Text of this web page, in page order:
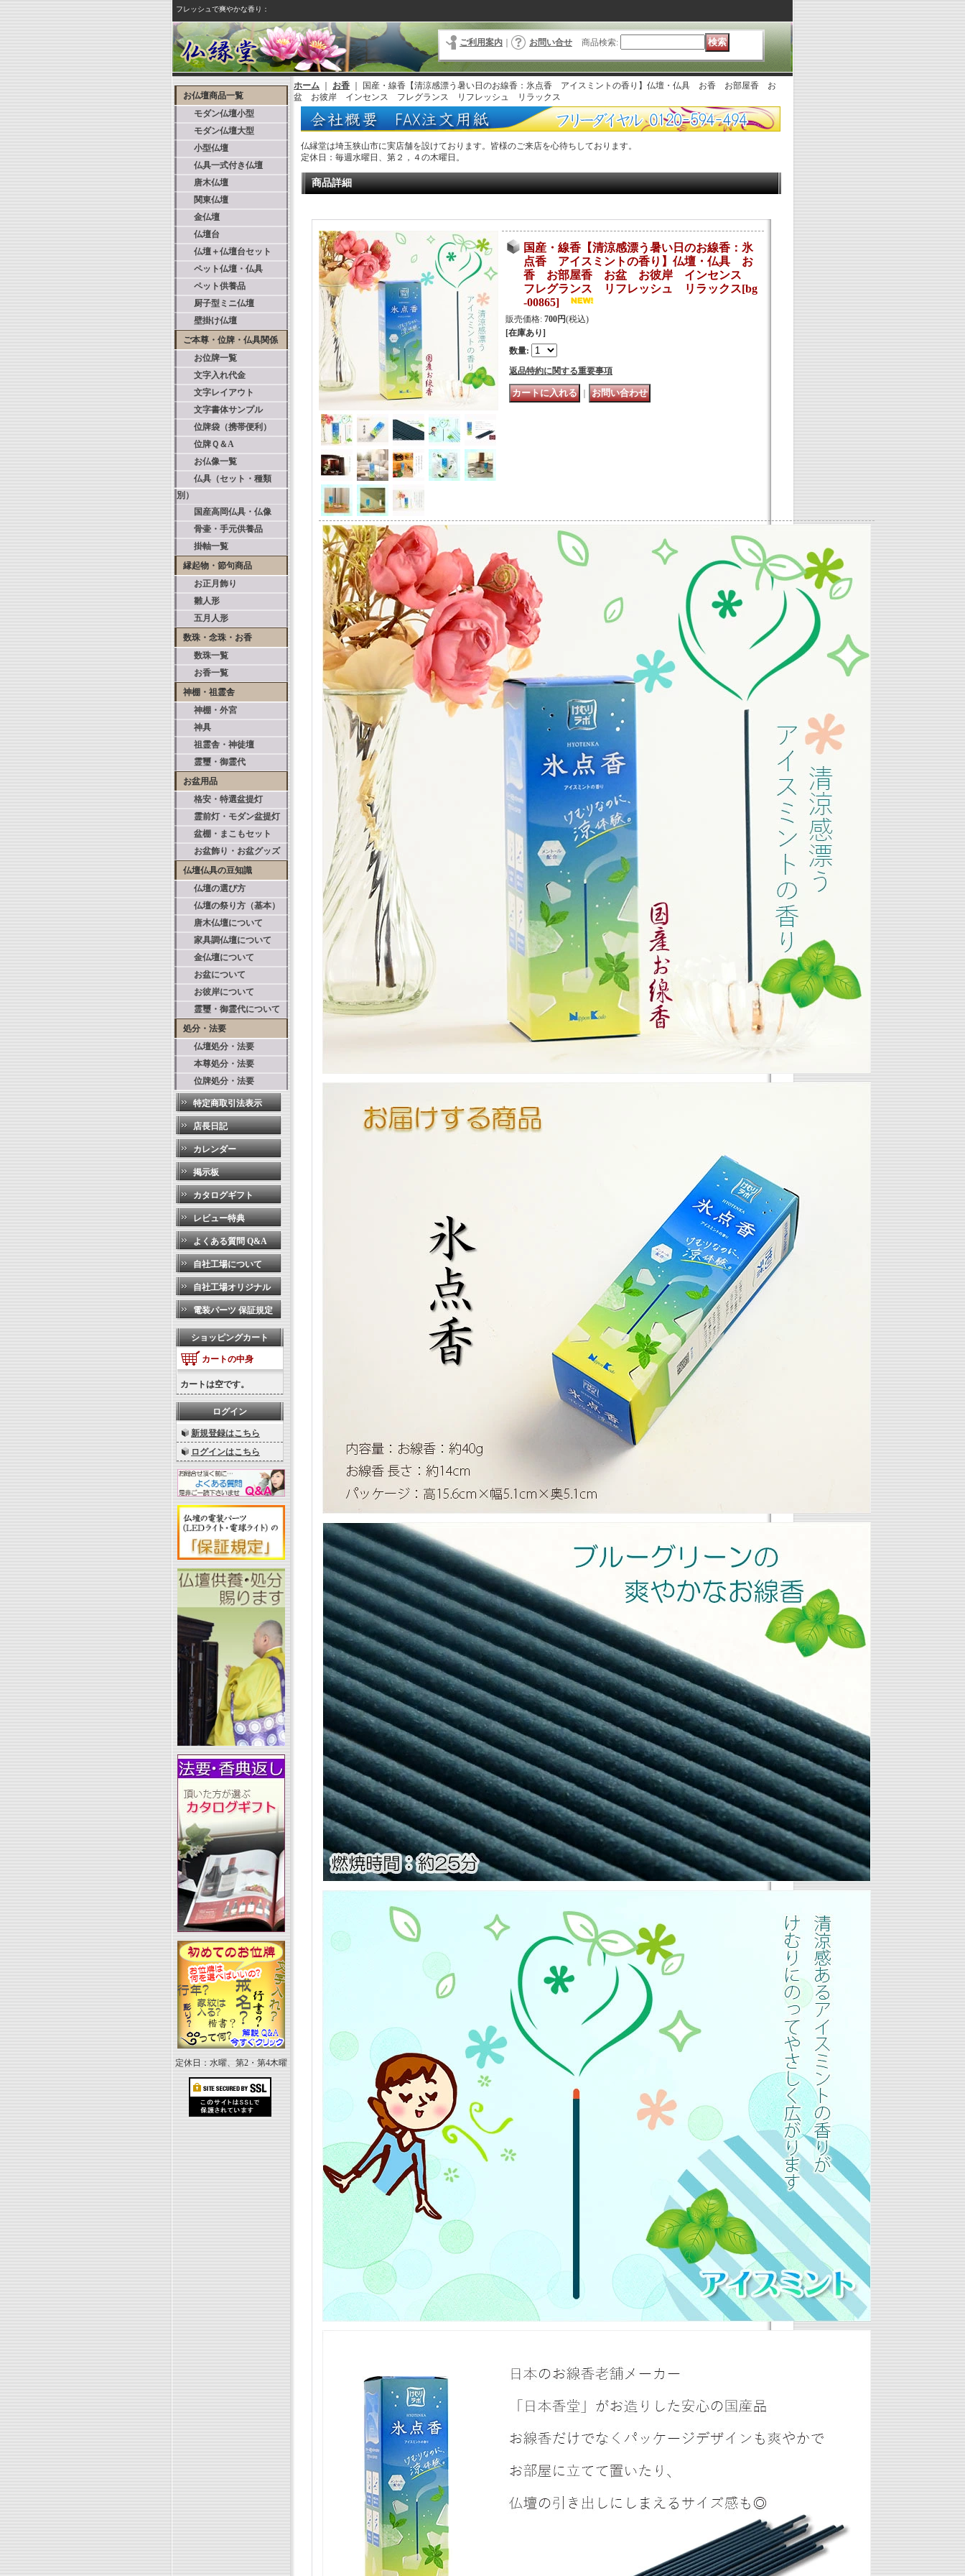
フレッシュで爽やかな香り：
ご利用案内 お問い合せ 商品検索:
お仏壇商品一覧
モダン仏壇小型
モダン仏壇大型
小型仏壇
仏具一式付き仏壇
唐木仏壇
関東仏壇
金仏壇
仏壇台
仏壇＋仏壇台セット
ペット仏壇・仏具
ペット供養品
厨子型ミニ仏壇
壁掛け仏壇
ご本尊・位牌・仏具関係
お位牌一覧
文字入れ代金
文字レイアウト
文字書体サンプル
位牌袋（携帯便利）
位牌Ｑ＆A
お仏像一覧
仏具（セット・種類
別）
国産高岡仏具・仏像
骨壷・手元供養品
掛軸一覧
縁起物・節句商品
お正月飾り
雛人形
五月人形
数珠・念珠・お香
数珠一覧
お香一覧
神棚・祖霊舎
神棚・外宮
神具
祖霊舎・神徒壇
霊璽・御霊代
お盆用品
格安・特選盆提灯
霊前灯・モダン盆提灯
盆棚・まこもセット
お盆飾り・お盆グッズ
仏壇仏具の豆知識
仏壇の選び方
仏壇の祭り方（基本）
唐木仏壇について
家具調仏壇について
金仏壇について
お盆について
お彼岸について
霊璽・御霊代について
処分・法要
仏壇処分・法要
本尊処分・法要
位牌処分・法要
特定商取引法表示
店長日記
カレンダー
掲示板
カタログギフト
レビュー特典
よくある質問 Q&A
自社工場について
自社工場オリジナル
電装パーツ 保証規定
ショッピングカート
カートの中身
カートは空です。
ログイン
新規登録はこちら
ログインはこちら
定休日：水曜、第2・第4木曜
ホーム お香
国産・線香【清涼感漂う暑い日のお線香：氷点香 アイスミントの香り】仏壇・仏具 お香 お部屋香 お
盆 お彼岸 インセンス フレグランス リフレッシュ リラックス
仏縁堂は埼玉狭山市に実店舗を設けております。皆様のご来店を心待ちしております。
定休日：毎週水曜日、第２，４の木曜日。
商品詳細
国産・線香【清涼感漂う暑い日のお線香：氷
点香 アイスミントの香り】仏壇・仏具 お
香 お部屋香 お盆 お彼岸 インセンス
フレグランス リフレッシュ リラックス[bg
-00865]
販売価格: 700円(税込)
[在庫あり]
数量:
返品特約に関する重要事項